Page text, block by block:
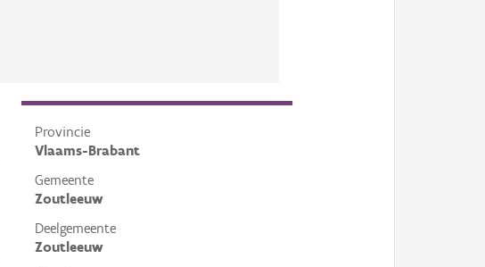
Provincie
Vlaams-Brabant
Gemeente
Zoutleeuw
Deelgemeente
Zoutleeuw